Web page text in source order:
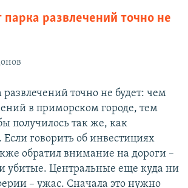
парка развлечений точно не
развлечений точно не будет: чем
в приморском городе, тем
получилось так же, как
говорить об инвестициях
обратил внимание на дороги –
убитые. Центральные еще куда ни
– ужас. Сначала это нужно